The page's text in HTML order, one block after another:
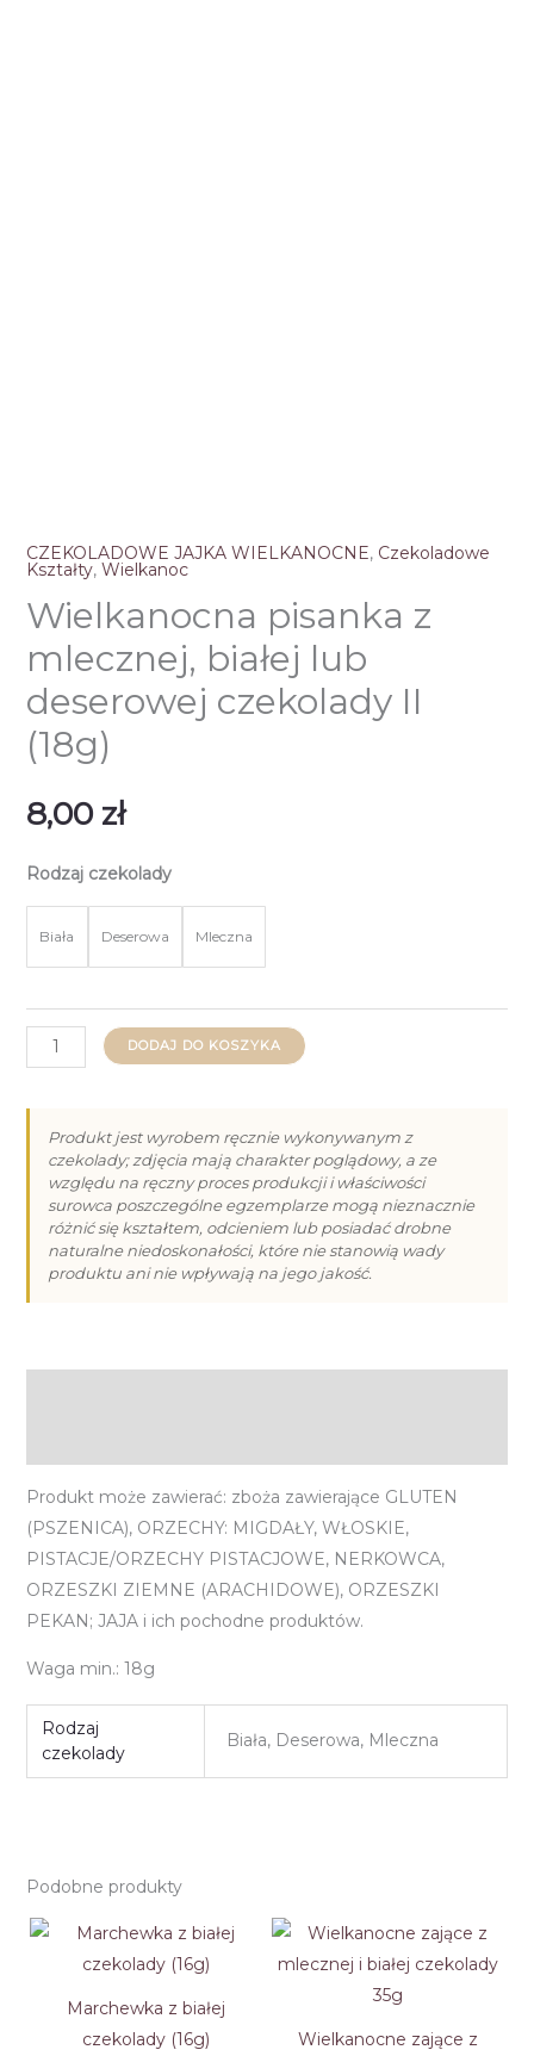
CZEKOLADOWE JAJKA WIELKANOCNE, Czekoladowe
Kształty, Wielkanoc
Wielkanocna pisanka z
mlecznej, białej lub
deserowej czekolady II
(18g)
8,00 zł
Rodzaj czekolady
Biała Deserowa Mleczna
ilość
Wielkanocna
mlecznej,
białej
lub
deserowej
czekolady
DODAJ DO KOSZYKA
Produkt jest wyrobem ręcznie wykonywanym z
czekolady; zdjęcia mają charakter poglądowy, a ze
względu na ręczny proces produkcji i właściwości
surowca poszczególne egzemplarze mogą nieznacznie
różnić się kształtem, odcieniem lub posiadać drobne
naturalne niedoskonałości, które nie stanowią wady
produktu ani nie wpływają na jego jakość.
Produkt może zawierać: zboża zawierające GLUTEN
(PSZENICA), ORZECHY: MIGDAŁY, WŁOSKIE,
PISTACJE/ORZECHY PISTACJOWE, NERKOWCA,
ORZESZKI ZIEMNE (ARACHIDOWE), ORZESZKI
PEKAN; JAJA i ich pochodne produktów.
Waga min.: 18g
Rodzaj
czekolady
Biała, Deserowa, Mleczna
Podobne produkty
Marchewka z białej
czekolady (16g)
Wielkanocne zające z